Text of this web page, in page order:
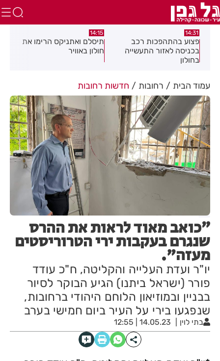
14:31
פצוע בהתהפכות רכב
בכניסה לאזור התעשייה
בחולון
14:15
תיסלם ואתניקס הרימו את
חולון באוויר
עמוד הבית רחובות חדשות רחובות
״כואב מאוד לראות את ההרס
שנגרם בעקבות ירי הטרוריסטים
מעזה".
יו"ר ועדת העלייה והקליטה, ח"כ עודד
פורר (ישראל ביתנו) הגיע הבוקר לסיור
בבניין ובמוזיאון הלוחם היהודי ברחובות,
שנפגעו בירי על העיר ביום חמישי בערב
בתי לוין 14.05.23 | 12:55